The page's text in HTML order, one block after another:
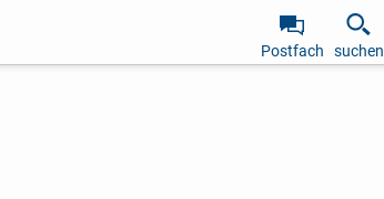
Postfach suchen